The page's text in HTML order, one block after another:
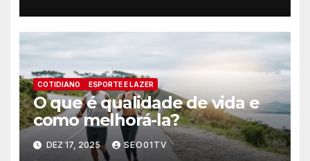
COTIDIANO ESPORTE E LAZER
O que é qualidade de vida e
como melhorá-la?
DEZ 17, 2025 SEO01TV